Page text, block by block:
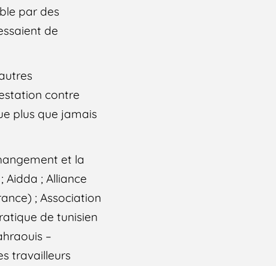
par des
de
contre
plus que jamais
et la
Aidda ; Alliance
; Association
de tunisien
–
travailleurs